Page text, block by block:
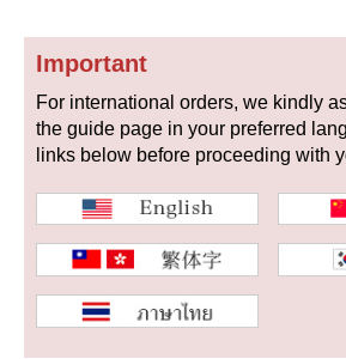
コンスタンタン
商品の状態から探
中古品
WEB限定品
Important
For international orders, we kindly
the guide page in your preferred
links below before proceeding with